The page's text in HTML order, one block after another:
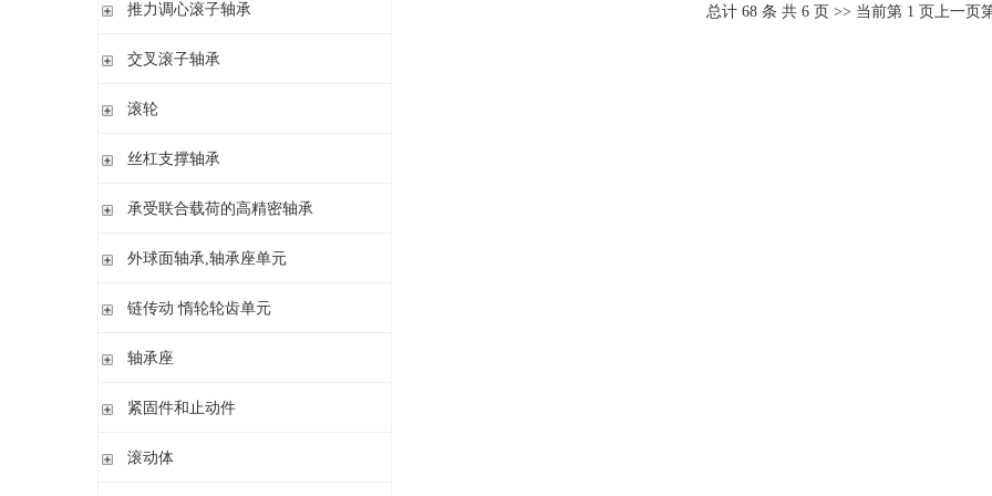
内圈 无润滑孔
与向心滚针轴承 组合使用
推力调心滚子轴承
推力调心滚子轴承
交叉滚子轴承
交叉滚子轴承
滚轮
支承型滚轮
球轴承滚轮
丝杠支撑轴承
推力角接触球轴承
密封组件 精密锁紧螺母
承受联合载荷的高精密轴承
推力/向心轴承
外球面轴承,轴承座单元
外球面轴承
链传动 惰轮轮齿单元
链传动 惰轮轮齿单元
轴承座
立式轴承座SNV,剖分用于带紧定套的圆锥孔轴承
立式轴承座S30,剖分适用于带紧定套的圆锥孔调心滚子轴承
紧固件和止动件
紧定套
滚动体
总计 68 条 共 6 页 >> 当前第 1 页上一页